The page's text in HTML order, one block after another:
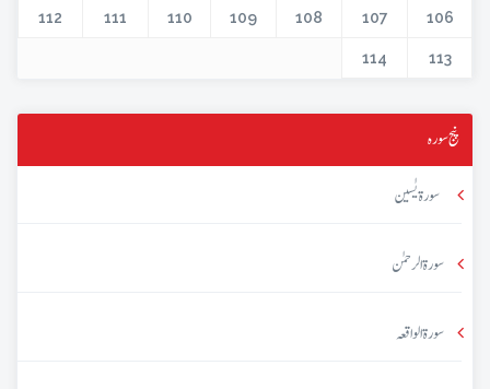
106
107
108
109
110
111
112
113
114
پنج سورہ
سورۃ یٰسین
سورۃ الرحمٰن
سورۃ الواقعہ